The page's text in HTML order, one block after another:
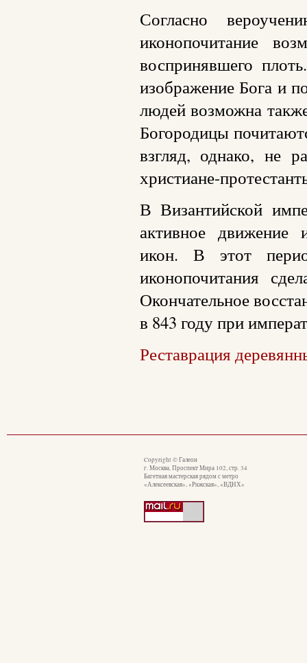
Согласно
иконопочитание
воспринявшего
изображение Бога и
людей возможна
Богородицы
взгляд, однако, не
христиане-
В Византийской
активное движение
икон. В этот
иконопочитания
Окончательное
в 843 году при
Реставрация
Copyright © Галеон
г. Москва, Проспект Мира 102, стр. 34
Багетная мастерская рядом с метро
«Алексеевская», «Рижская», «ВДНХ»